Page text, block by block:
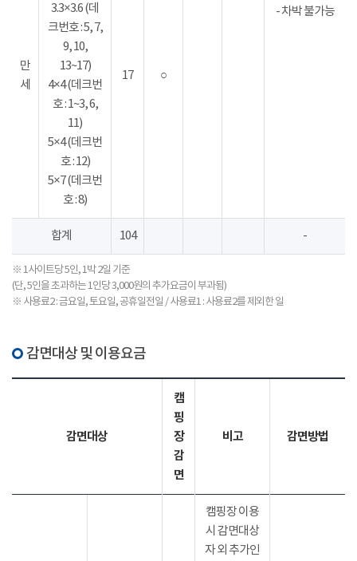
- 차박 불가능
만
세
3.3×3.6 (데
크번호 : 5, 7,
9, 10,
13~17)
4×4 (데크번
호 : 1~3, 6,
11)
5×4 (데크번
호 : 12)
5×7 (데크번
호 : 8)
17 ○
합계 104 -
※ 1사이트당 5인, 1박 2일 기준
(단, 5인을 초과하는 1인당 3,000원의 추가요금이 부과됨)
※ 사용료2 : 금요일, 토요일, 공휴일전일 / 사용료1 : 사용료2를 제외한 일
감면대상 및 이용요금
감면대상
캠
핑
장
감
면
비고 감면방법
캠핑장 이용
시 감면대상
자 외 추가인